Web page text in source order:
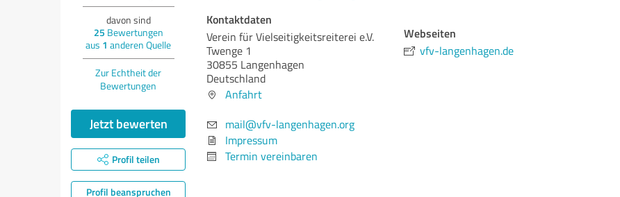
davon sind
25 Bewertungen
aus 1 anderen Quelle
Zur Echtheit der
Bewertungen
Jetzt bewerten
Profil teilen
Profil beanspruchen
Kontaktdaten
Verein für Vielseitigkeitsreiterei e.V.
Twenge 1
30855 Langenhagen
Deutschland
Anfahrt
mail@vfv-langenhagen.org
Impressum
Termin vereinbaren
Webseiten
vfv-langenhagen.de